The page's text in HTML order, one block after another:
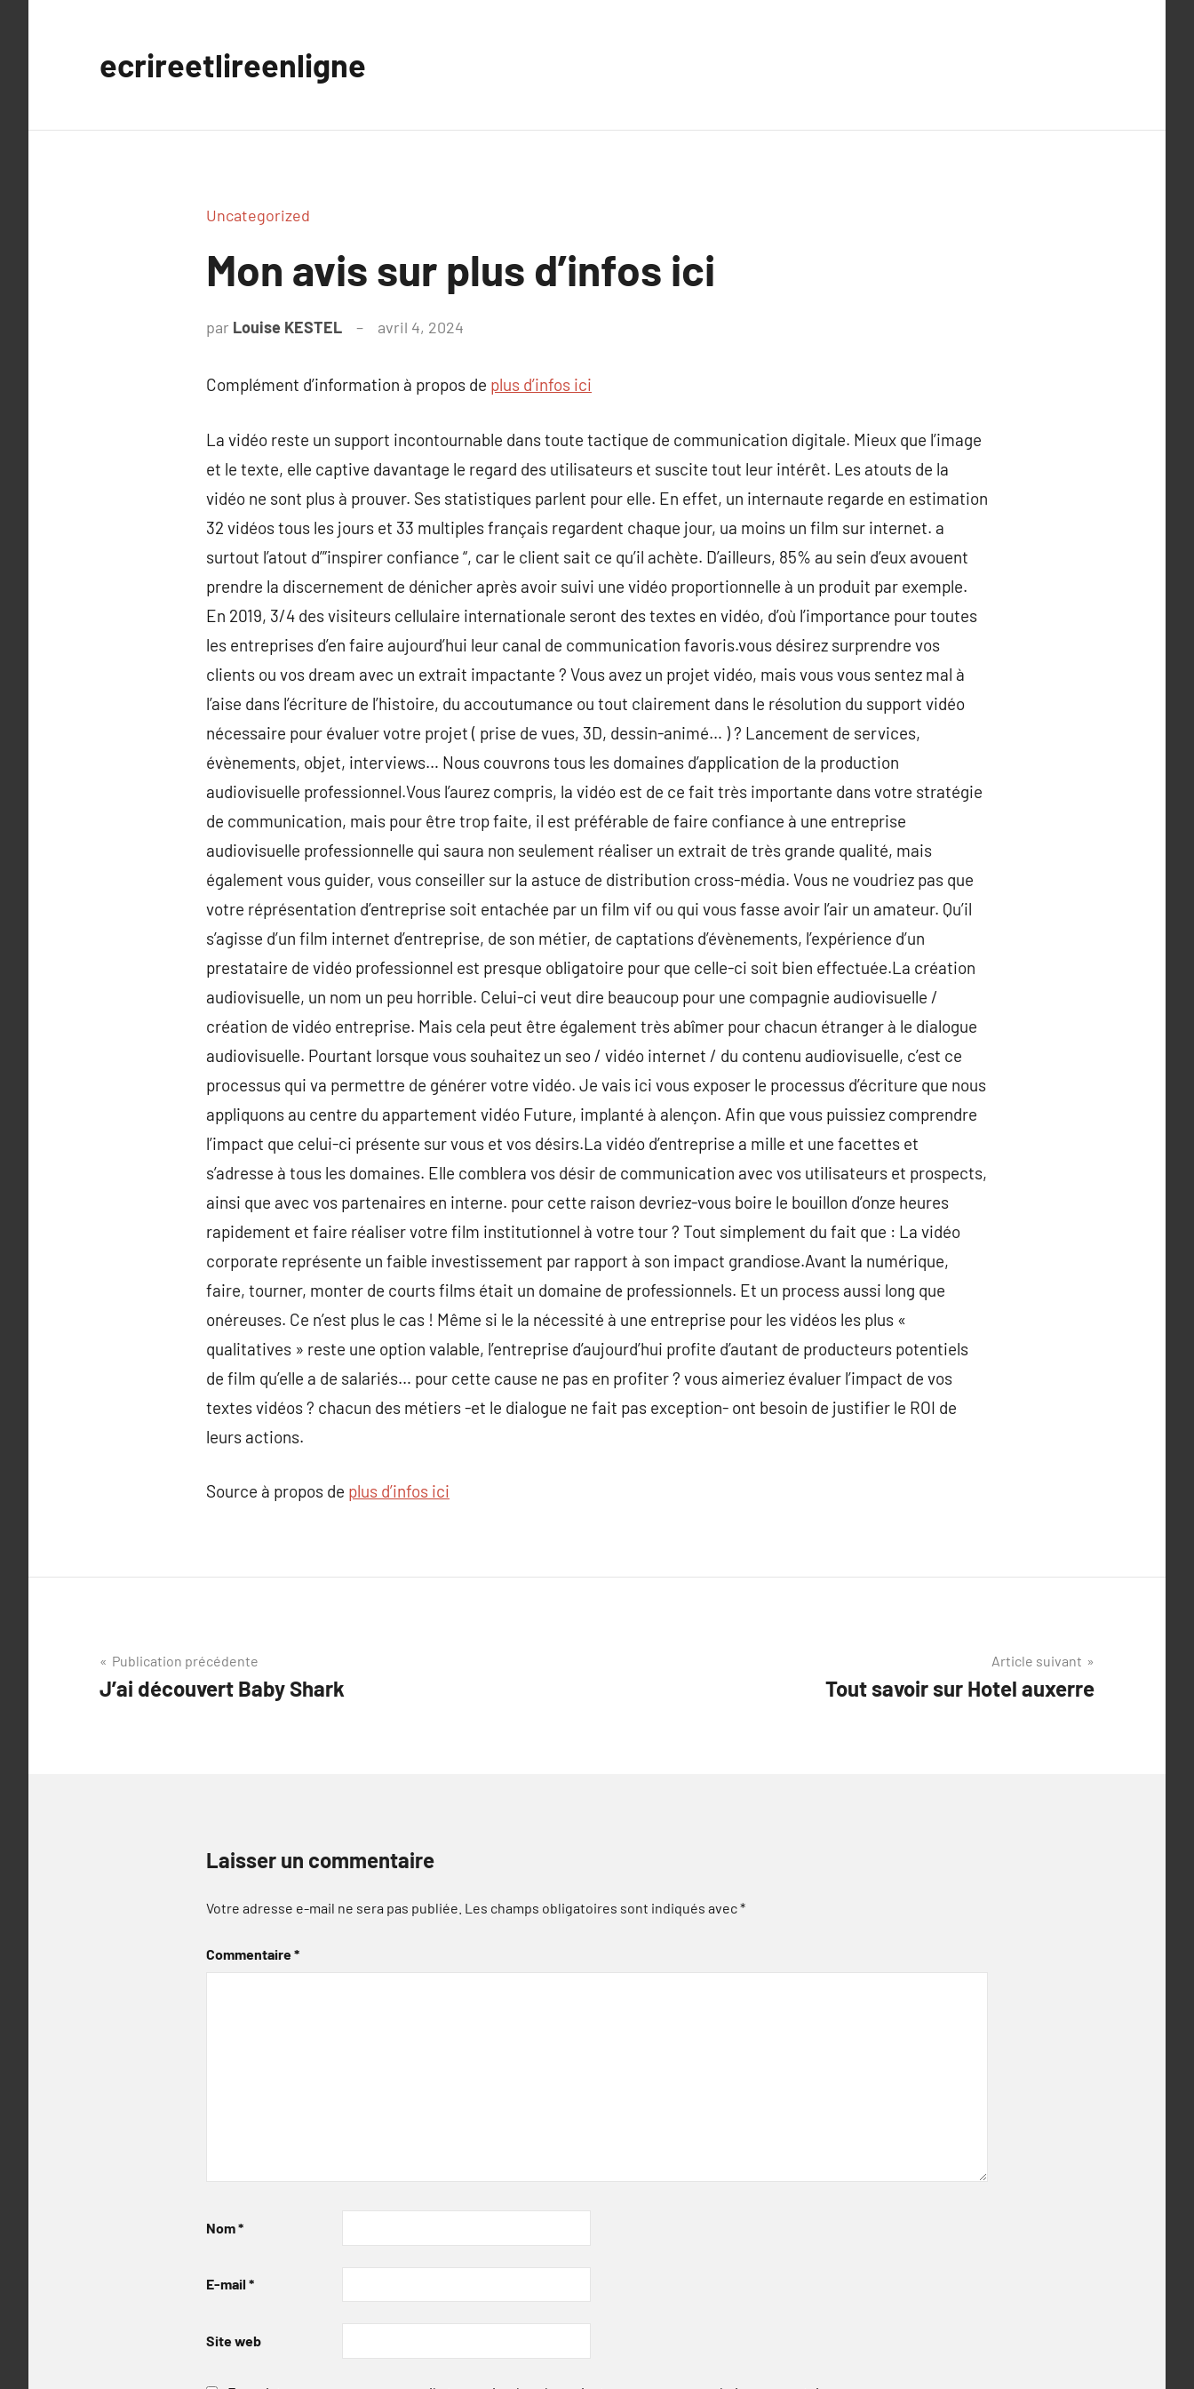
ecrireetlireenligne
Uncategorized
Mon avis sur plus d’infos ici
par Louise KESTEL avril 4, 2024
Complément d’information à propos de plus d’infos ici
La vidéo reste un support incontournable dans toute tactique de communication digitale. Mieux que l’image
et le texte, elle captive davantage le regard des utilisateurs et suscite tout leur intérêt. Les atouts de la
vidéo ne sont plus à prouver. Ses statistiques parlent pour elle. En effet, un internaute regarde en estimation
32 vidéos tous les jours et 33 multiples français regardent chaque jour, ua moins un film sur internet. a
surtout l’atout d’”inspirer confiance “, car le client sait ce qu’il achète. D’ailleurs, 85% au sein d’eux avouent
prendre la discernement de dénicher après avoir suivi une vidéo proportionnelle à un produit par exemple.
En 2019, 3/4 des visiteurs cellulaire internationale seront des textes en vidéo, d’où l’importance pour toutes
les entreprises d’en faire aujourd’hui leur canal de communication favoris.vous désirez surprendre vos
clients ou vos dream avec un extrait impactante ? Vous avez un projet vidéo, mais vous vous sentez mal à
l’aise dans l’écriture de l’histoire, du accoutumance ou tout clairement dans le résolution du support vidéo
nécessaire pour évaluer votre projet ( prise de vues, 3D, dessin-animé… ) ? Lancement de services,
évènements, objet, interviews… Nous couvrons tous les domaines d’application de la production
audiovisuelle professionnel.Vous l’aurez compris, la vidéo est de ce fait très importante dans votre stratégie
de communication, mais pour être trop faite, il est préférable de faire confiance à une entreprise
audiovisuelle professionnelle qui saura non seulement réaliser un extrait de très grande qualité, mais
également vous guider, vous conseiller sur la astuce de distribution cross-média. Vous ne voudriez pas que
votre réprésentation d’entreprise soit entachée par un film vif ou qui vous fasse avoir l’air un amateur. Qu’il
s’agisse d’un film internet d’entreprise, de son métier, de captations d’évènements, l’expérience d’un
prestataire de vidéo professionnel est presque obligatoire pour que celle-ci soit bien effectuée.La création
audiovisuelle, un nom un peu horrible. Celui-ci veut dire beaucoup pour une compagnie audiovisuelle /
création de vidéo entreprise. Mais cela peut être également très abîmer pour chacun étranger à le dialogue
audiovisuelle. Pourtant lorsque vous souhaitez un seo / vidéo internet / du contenu audiovisuelle, c’est ce
processus qui va permettre de générer votre vidéo. Je vais ici vous exposer le processus d’écriture que nous
appliquons au centre du appartement vidéo Future, implanté à alençon. Afin que vous puissiez comprendre
l’impact que celui-ci présente sur vous et vos désirs.La vidéo d’entreprise a mille et une facettes et
s’adresse à tous les domaines. Elle comblera vos désir de communication avec vos utilisateurs et prospects,
ainsi que avec vos partenaires en interne. pour cette raison devriez-vous boire le bouillon d’onze heures
rapidement et faire réaliser votre film institutionnel à votre tour ? Tout simplement du fait que : La vidéo
corporate représente un faible investissement par rapport à son impact grandiose.Avant la numérique,
faire, tourner, monter de courts films était un domaine de professionnels. Et un process aussi long que
onéreuses. Ce n’est plus le cas ! Même si le la nécessité à une entreprise pour les vidéos les plus «
qualitatives » reste une option valable, l’entreprise d’aujourd’hui profite d’autant de producteurs potentiels
de film qu’elle a de salariés… pour cette cause ne pas en profiter ? vous aimeriez évaluer l’impact de vos
textes vidéos ? chacun des métiers -et le dialogue ne fait pas exception- ont besoin de justifier le ROI de
leurs actions.
Source à propos de plus d’infos ici
Navigation
de
Publication précédente
J’ai découvert Baby Shark
Article suivant
Tout savoir sur Hotel auxerre
Laisser un commentaire
Votre adresse e-mail ne sera pas publiée. Les champs obligatoires sont indiqués avec*
Commentaire*
Nom*
E-mail *
Site web